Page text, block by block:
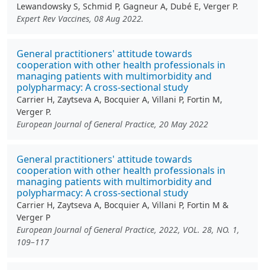
Lewandowsky S, Schmid P, Gagneur A, Dubé E, Verger P.
Expert Rev Vaccines, 08 Aug 2022.
General practitioners' attitude towards
cooperation with other health professionals in
managing patients with multimorbidity and
polypharmacy: A cross-sectional study
Carrier H, Zaytseva A, Bocquier A, Villani P, Fortin M,
Verger P.
European Journal of General Practice, 20 May 2022
General practitioners' attitude towards
cooperation with other health professionals in
managing patients with multimorbidity and
polypharmacy: A cross-sectional study
Carrier H, Zaytseva A, Bocquier A, Villani P, Fortin M &
Verger P
European Journal of General Practice, 2022, VOL. 28, NO. 1,
109–117